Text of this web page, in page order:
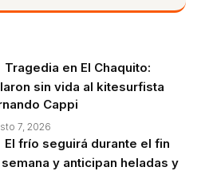
Tragedia en El Chaquito:
sin vida al kitesurfista
Cappi
7, 2026
El frío seguirá durante el fin
y anticipan heladas y